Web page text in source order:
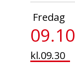
Fredag
09.10
kl.09.30